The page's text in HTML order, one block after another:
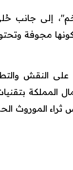
إلى جانب
بكونها مجوفة
النقش
المملكة
ثراء الموروث